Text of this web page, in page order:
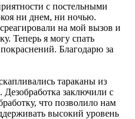
с постельными
ни днем, ни ночью.
на мой вызов и
Теперь я могу спать
Благодарю за
тараканы из
заключили с
что позволило нам
высокий уровень